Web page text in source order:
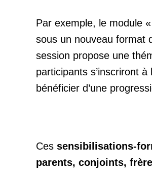
Par exemple, le module
sous un nouveau format
session propose une
participants s’inscriront
bénéficier d’une
Ces sensibilisations-
parents, conjoints,